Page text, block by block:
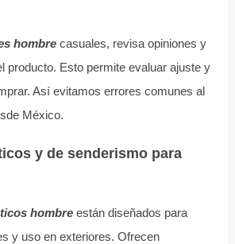
hombrecasuales, revisa opiniones y
producto. Esto permite evaluar ajuste y
Así evitamos errores comunes al
México.
y de senderismo para
hombreestán diseñados para
y uso en exteriores. Ofrecen